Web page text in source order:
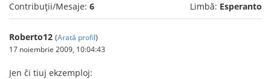
Contribuții/Mesaje: 6 Limbă: Esperanto
Roberto12 (Arată profil)
17 noiembrie 2009, 10:04:43
Jen ĉi tiuj ekzemploj: